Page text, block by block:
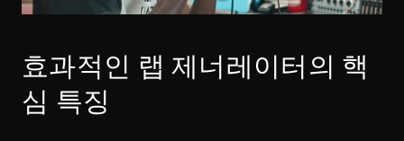
효과적인 랩 제너레이터의 핵
심 특징